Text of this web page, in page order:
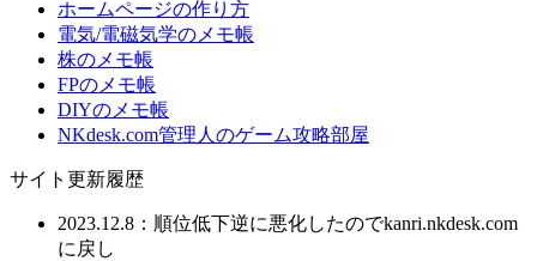
ホームページの作り方
電気/電磁気学のメモ帳
株のメモ帳
FPのメモ帳
DIYのメモ帳
NKdesk.com管理人のゲーム攻略部屋
サイト更新履歴
2023.12.8：順位低下逆に悪化したのでkanri.nkdesk.com
に戻し